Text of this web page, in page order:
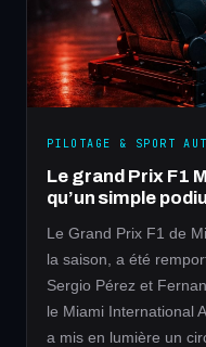
PILOTAGE & SPORT
Le grand Prix F1
qu’un simple
Le Grand Prix F1 de
la saison, a été
Sergio Pérez et
le Miami International
a mis en lumière un